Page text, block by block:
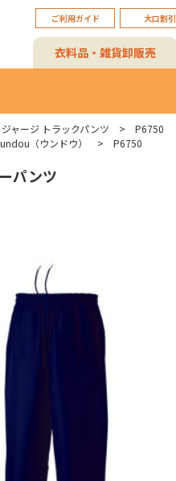
ご利用ガイド 大口割引
衣料品・雑貨卸販売
ジャージ トラックパンツ
P6750
（ウンドウ） P6750
パンツ